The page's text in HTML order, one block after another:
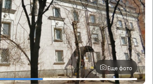
Еще фото